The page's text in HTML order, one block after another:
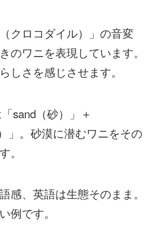
クロコダイル）」の音変
のワニを表現しています。
しさを感じさせます。
sand（砂）」＋
」。砂漠に潜むワニをその
。
感、英語は生態そのまま。
例です。